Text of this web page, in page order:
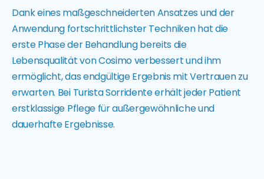
Dank eines maßgeschneiderten Ansatzes und der
Anwendung fortschrittlichster Techniken hat die
erste Phase der Behandlung bereits die
Lebensqualität von Cosimo verbessert und ihm
ermöglicht, das endgültige Ergebnis mit Vertrauen zu
erwarten. Bei Turista Sorridente erhält jeder Patient
erstklassige Pflege für außergewöhnliche und
dauerhafte Ergebnisse.